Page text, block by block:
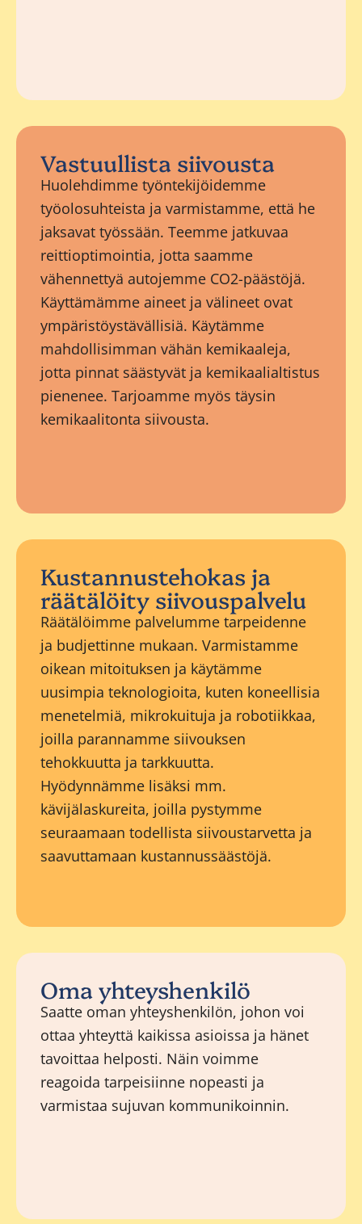
Vastuullista siivousta
Huolehdimme työntekijöidemme
työolosuhteista ja varmistamme, että he
jaksavat työssään. Teemme jatkuvaa
reittioptimointia, jotta saamme
vähennettyä autojemme CO2-päästöjä.
Käyttämämme aineet ja välineet ovat
ympäristöystävällisiä. Käytämme
mahdollisimman vähän kemikaaleja,
jotta pinnat säästyvät ja kemikaalialtistus
pienenee. Tarjoamme myös täysin
kemikaalitonta siivousta.
Kustannustehokas ja
räätälöity siivouspalvelu
Räätälöimme palvelumme tarpeidenne
ja budjettinne mukaan. Varmistamme
oikean mitoituksen ja käytämme
uusimpia teknologioita, kuten koneellisia
menetelmiä, mikrokuituja ja robotiikkaa,
joilla parannamme siivouksen
tehokkuutta ja tarkkuutta.
Hyödynnämme lisäksi mm.
kävijälaskureita, joilla pystymme
seuraamaan todellista siivoustarvetta ja
saavuttamaan kustannussäästöjä.
Oma yhteyshenkilö
Saatte oman yhteyshenkilön, johon voi
ottaa yhteyttä kaikissa asioissa ja hänet
tavoittaa helposti. Näin voimme
reagoida tarpeisiinne nopeasti ja
varmistaa sujuvan kommunikoinnin.